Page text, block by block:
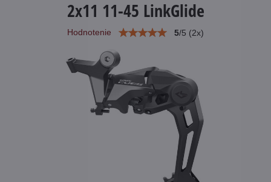
2x11 11-45 LinkGlide
Hodnotenie 5/5 (2x)